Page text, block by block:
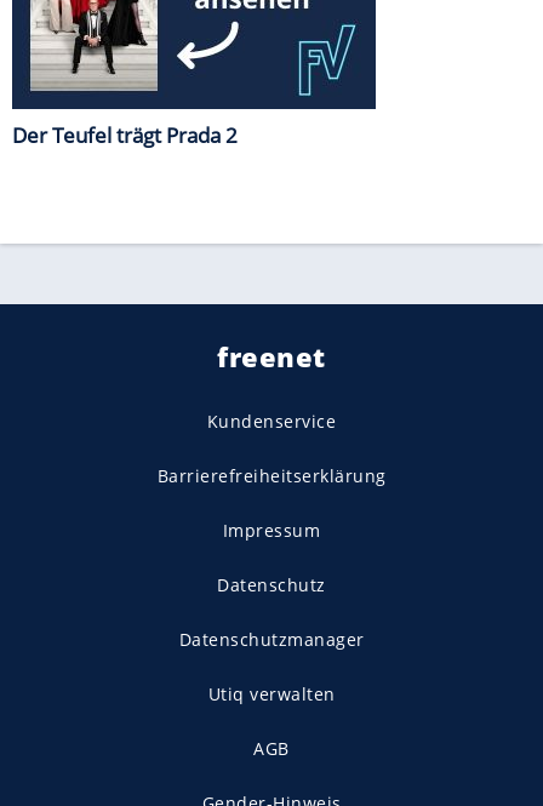
Der Teufel trägt Prada 2
freenet
Kundenservice
Barrierefreiheitserklärung
Impressum
Datenschutz
Datenschutzmanager
Utiq verwalten
AGB